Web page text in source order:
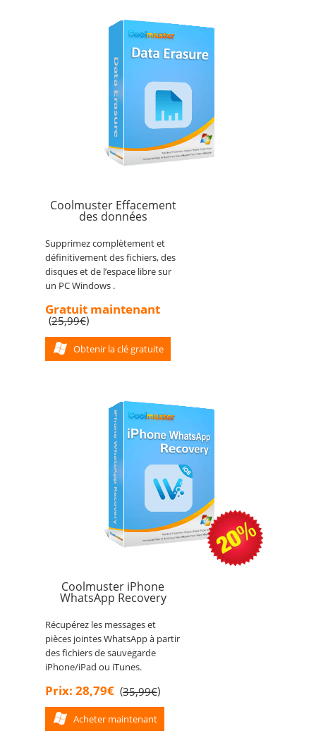
Coolmuster Effacement
des données
Supprimez complètement et
définitivement des fichiers, des
disques et de l’espace libre sur
un PC Windows .
Gratuit maintenant
(25,99€)
Obtenir la clé gratuite
Coolmuster iPhone
WhatsApp Recovery
Récupérez les messages et
pièces jointes WhatsApp à partir
des fichiers de sauvegarde
iPhone/iPad ou iTunes.
Prix: 28,79€ (35,99€)
Acheter maintenant